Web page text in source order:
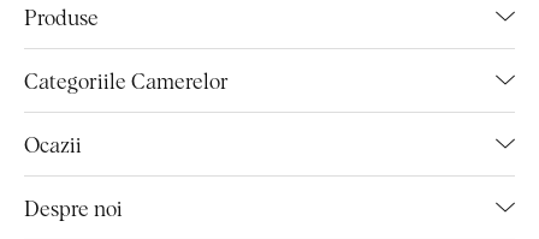
Produse
Categoriile Camerelor
Ocazii
Despre noi